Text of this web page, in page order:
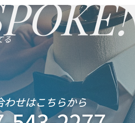
る
わせはこちらから